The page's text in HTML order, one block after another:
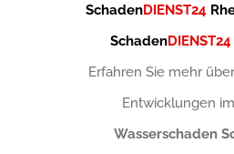
SchadenDIENST24
SchadenDIENST24
Erfahren Sie mehr
Entwicklungen
Wasserschaden